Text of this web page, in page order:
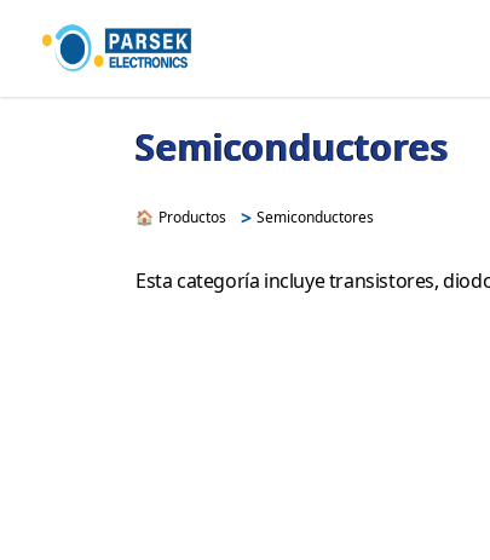
Semiconductores
🏠 Productos > Semiconductores
Esta categoría incluye transistores,